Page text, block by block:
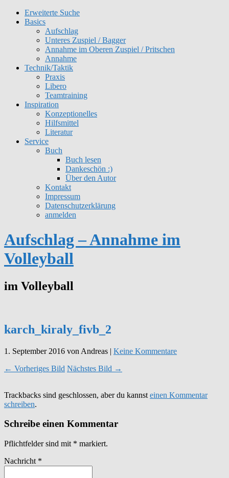
Erweiterte Suche
Basics
Aufschlag
Unteres Zuspiel / Bagger
Annahme im Oberen Zuspiel / Pritschen
Annahme
Technik/Taktik
Praxis
Libero
Teamtraining
Inspiration
Konzeptionelles
Hilfsmittel
Literatur
Service
Buch
Buch lesen
Dankeschön :)
Über den Autor
Kontakt
Impressum
Datenschutzerklärung
anmelden
Aufschlag – Annahme im
Volleyball
im Volleyball
karch_kiraly_fivb_2
1. September 2016 von Andreas | Keine Kommentare
← Vorheriges Bild Nächstes Bild →
Trackbacks sind geschlossen, aber du kannst einen Kommentar
schreiben.
Schreibe einen Kommentar
Pflichtfelder sind mit * markiert.
Nachricht *
Get 30% off your first purchase